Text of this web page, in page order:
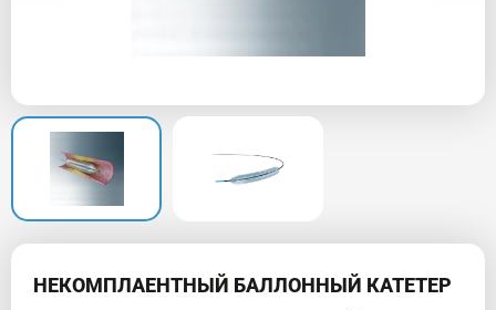
НЕКОМПЛАЕНТНЫЙ БАЛЛОННЫЙ КАТЕТЕР